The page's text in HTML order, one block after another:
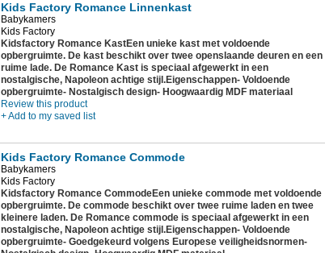
Kids Factory Romance Linnenkast
Babykamers
Kids Factory
Kidsfactory Romance KastEen unieke kast met voldoende
opbergruimte. De kast beschikt over twee openslaande deuren en een
ruime lade. De Romance Kast is speciaal afgewerkt in een
nostalgische, Napoleon achtige stijl.Eigenschappen- Voldoende
opbergruimte- Nostalgisch design- Hoogwaardig MDF materiaal
Review this product
+ Add to my saved list
Kids Factory Romance Commode
Babykamers
Kids Factory
Kidsfactory Romance CommodeEen unieke commode met voldoende
opbergruimte. De commode beschikt over twee ruime laden en twee
kleinere laden. De Romance commode is speciaal afgewerkt in een
nostalgische, Napoleon achtige stijl.Eigenschappen- Voldoende
opbergruimte- Goedgekeurd volgens Europese veiligheidsnormen-